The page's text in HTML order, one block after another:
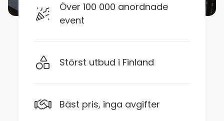
Över 100 000 anordnade
event
Störst utbud i Finland
Bäst pris, inga avgifter